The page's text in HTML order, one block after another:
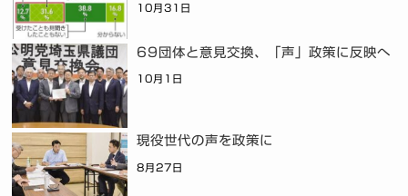
10月31日
69団体と意見交換、「声」政策に反映へ
10月1日
現役世代の声を政策に
8月27日